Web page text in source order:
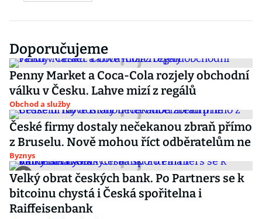
Doporučujeme
Penny Market a Coca-Cola rozjely obchodní
válku v Česku. Lahve mizí z regálů
Obchod a služby
České firmy dostaly nečekanou zbraň přímo
z Bruselu. Nově mohou říct odběratelům ne
Byznys
Velký obrat českých bank. Po Partners se k
bitcoinu chystá i Česká spořitelna i
Raiffeisenbank